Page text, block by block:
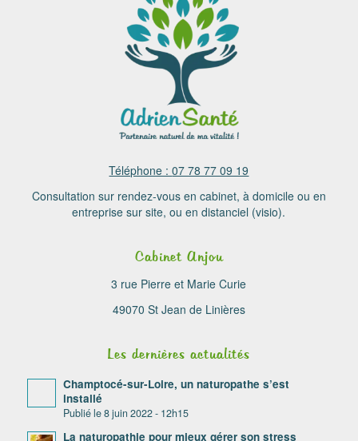
Téléphone :07 78 77 09 19
Consultation sur rendez-vous en cabinet, à domicile ou en
entreprise sur site, ou en distanciel (visio).
Cabinet Anjou
3 rue Pierre et Marie Curie
49070 St Jean de Linières
Les dernières actualités
Champtocé-sur-Loire, un naturopathe s’est
installé
8 juin 2022 - 12h15
La naturopathie pour mieux gérer son stress